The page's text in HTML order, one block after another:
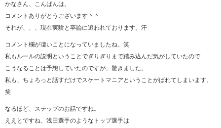
かなさん、こんばんは。
コメントありがとうございます＾＾
それが、、、現在実験と卒論に追われております。汗
コメント欄が凄いことになっていましたね。笑
私もルールの説明ということでぎりぎりまで踏み込んだ気がしていたので
こうなることは予想していたのですが、驚きました。
私も、ちょろっと話すだけでスケートマニアということがばれてしまいます。
笑
なるほど、ステップのお話ですね。
ええとですね、浅田選手のようなトップ選手は